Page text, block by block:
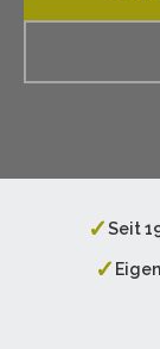
✓Seit
✓